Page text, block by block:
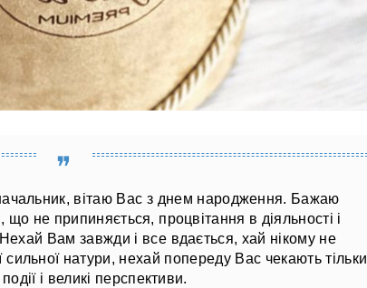
вітаю Вас з днем ​​народження. Бажаю
що не припиняється, процвітання в діяльності і
Нехай Вам завжди і все вдається, хай нікому не
натури, нехай попереду Вас чекають тільки
і великі перспективи.